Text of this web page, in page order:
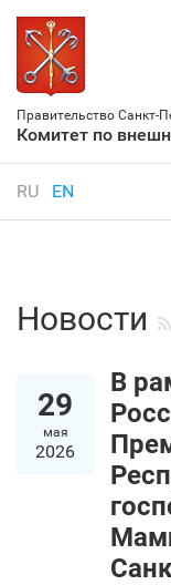
Правительство
Комитет по
RU EN
Новости
29
мая
2026
В